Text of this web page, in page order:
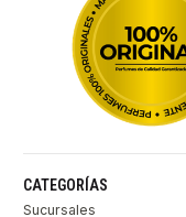
CATEGORÍAS
Sucursales